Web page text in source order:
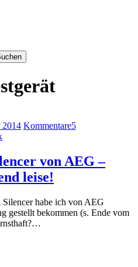
2014 Kommentare5
von AEG –
leise!
habe ich von AEG
gestellt bekommen (s. Ende vom